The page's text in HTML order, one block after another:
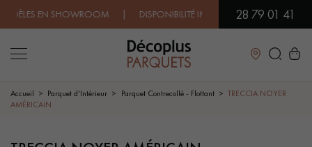
EN SHOWROOM | DISPONIBILITÉ IMMÉDIATE | EXPÉDITION
28 79 01 41
Fermer
Accueil Parquet d'Intérieur Parquet Contrecollé - Flottant
TRECCIA NOYER
AMÉRICAIN